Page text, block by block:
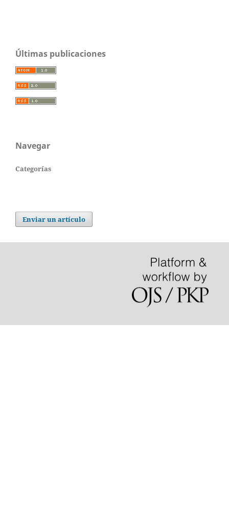
Últimas publicaciones
Navegar
Categorías
Enviar un artículo